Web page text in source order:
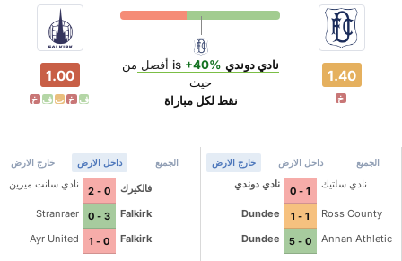
1.00
ف خ ت ف خ
نادي دونديis
+40% أفضل من
حيث
نقط لكل مباراة
1.40
خ
الجميع داخل الارض خارج الارض
نادي سانت ميرين
0 - 2
فالكيرك
Stranraer
3 - 0
Falkirk
Ayr United
0 - 1 Falkirk
الجميع داخل الارض خارج الارض
نادي دوندي
1 - 0
نادي سلتيك
Dundee 1 - 1
Ross County
Dundee
0 - 5 Annan Athletic